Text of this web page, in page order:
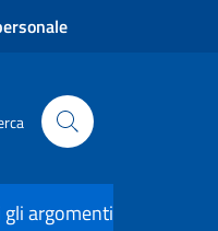
gli argomenti